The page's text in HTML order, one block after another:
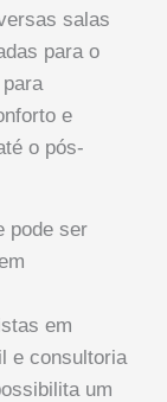
salas
para o
e
o pós-
pode ser
em
e consultoria
um